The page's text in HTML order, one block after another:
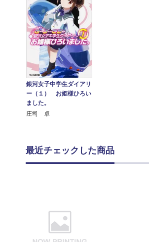
銀河女子中学生ダイアリ
ー（１） お姫様ひろい
ました。
庄司 卓
最近チェックした商品